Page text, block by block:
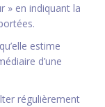
» en indiquant la
estime
d’une
régulièrement